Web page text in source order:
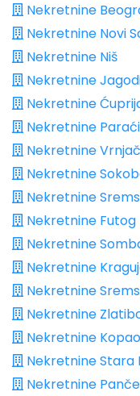
Nekretnine
Nekretnine Novi
Nekretnine Niš
Nekretnine
Nekretnine
Nekretnine
Nekretnine
Nekretnine
Nekretnine
Nekretnine Futog
Nekretnine
Nekretnine
Nekretnine
Nekretnine
Nekretnine
Nekretnine Stara
Nekretnine